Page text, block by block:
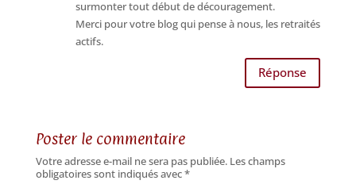
surmonter tout début de découragement.
Merci pour votre blog qui pense à nous, les retraités
actifs.
Réponse
Poster le commentaire
Votre adresse e-mail ne sera pas publiée. Les champs
obligatoires sont indiqués avec*